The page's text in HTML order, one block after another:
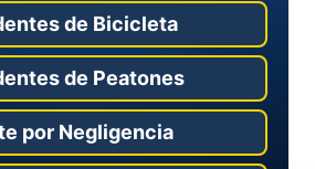
de Bicicleta
de Peatones
por Negligencia